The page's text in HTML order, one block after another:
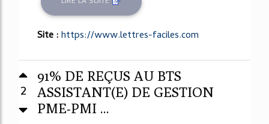
Site :https://www.lettres-faciles.com
2
91% DE REÇUS AU BTS
ASSISTANT(E) DE GESTION
PME-PMI ...